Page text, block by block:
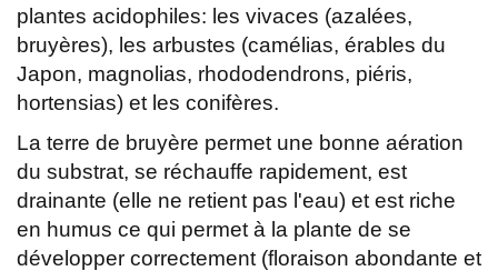
plantes acidophiles: les vivaces (azalées,
bruyères), les arbustes (camélias, érables du
Japon, magnolias, rhododendrons, piéris,
hortensias) et les conifères.
La terre de bruyère permet une bonne aération
du substrat, se réchauffe rapidement, est
drainante (elle ne retient pas l'eau) et est riche
en humus ce qui permet à la plante de se
développer correctement (floraison abondante et